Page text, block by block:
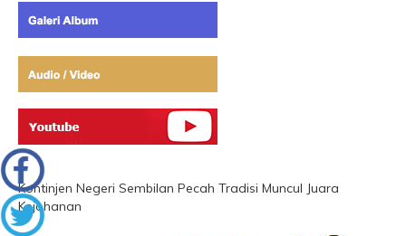
Kontinjen Negeri Sembilan Pecah Tradisi Muncul Juara
Kejohanan